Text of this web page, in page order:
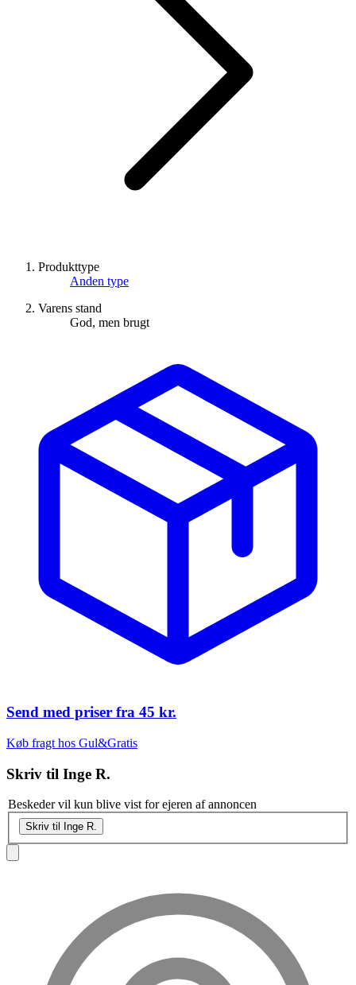
Produkttype
Anden type
Varens stand
God, men brugt
Send med priser fra 45 kr.
Køb fragt hos Gul&Gratis
Skriv til Inge R.
Beskeder vil kun blive vist for ejeren af annoncen
Skriv til Inge R.